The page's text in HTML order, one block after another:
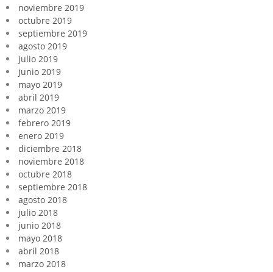
noviembre 2019
octubre 2019
septiembre 2019
agosto 2019
julio 2019
junio 2019
mayo 2019
abril 2019
marzo 2019
febrero 2019
enero 2019
diciembre 2018
noviembre 2018
octubre 2018
septiembre 2018
agosto 2018
julio 2018
junio 2018
mayo 2018
abril 2018
marzo 2018